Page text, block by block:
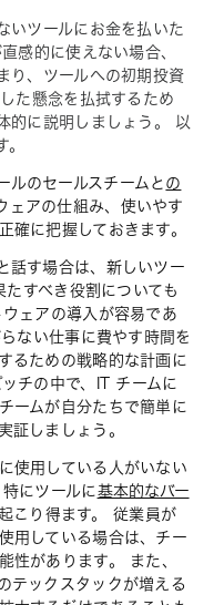
いツールにお金を払いた
感的に使えない場合、
り、ツールへの初期投資
た懸念を払拭するため
的に説明しましょう。 以
。
ルのセールスチームと の
ェアの仕組み、使いやす
確に把握しておきます。
話す場合は、新しいツー
すべき役割についても
ェアの導入が容易であ
ない仕事に費やす時間を
るための戦略的な計画に
チの中で、IT チームに
ームが自分たちで簡単に
証しましょう。
使用している人がいない
にツールに基本的なバー
こり得ます。 従業員が
用している場合は、チー
性があります。 また、
テックスタックが増える